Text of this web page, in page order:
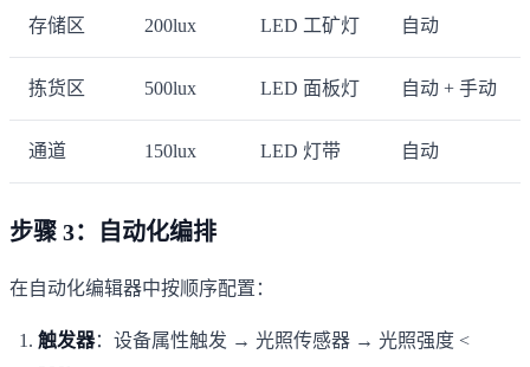
存储区 200lux LED 工矿灯 自动
拣货区 500lux LED 面板灯 自动 + 手动
通道 150lux LED 灯带 自动
步骤 3：自动化编排
在自动化编辑器中按顺序配置：
触发器：设备属性触发 → 光照传感器 → 光照强度 <